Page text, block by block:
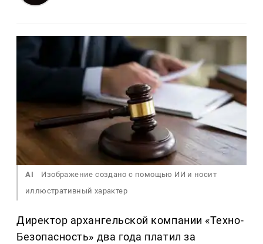
AI
Изображение создано с помощью ИИ и носит
иллюстративный характер
Директор архангельской компании «Техно-
Безопасность» два года платил за